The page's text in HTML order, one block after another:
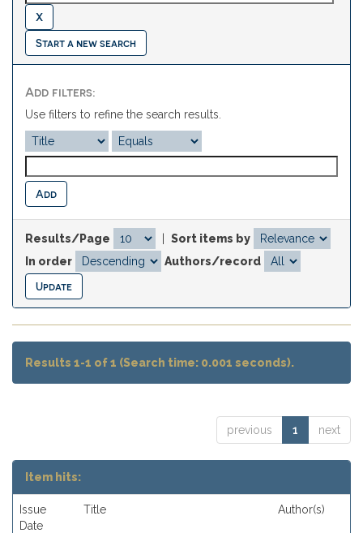
Start a new search
Add filters:
Use filters to refine the search results.
Results/Page
Sort items by
In order
Authors/record
Results 1-1 of 1 (Search time: 0.001 seconds).
previous 1 next
Item hits:
Issue
Date
Title Author(s)